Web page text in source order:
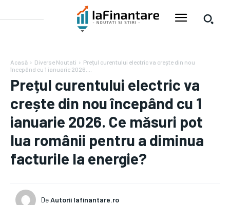
Acasă Diverse Noutati
Prețul curentului electric va crește din nou
începând cu 1 ianuarie 2026....
Prețul curentului electric va
crește din nou începând cu 1
ianuarie 2026. Ce măsuri pot
lua românii pentru a diminua
facturile la energie?
DeAutorii Iafinantare.ro